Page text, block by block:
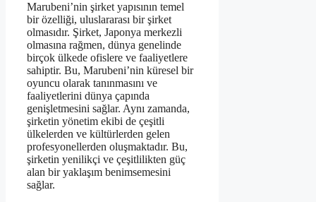
Marubeni’nin şirket yapısının temel
bir özelliği, uluslararası bir şirket
olmasıdır. Şirket, Japonya merkezli
olmasına rağmen, dünya genelinde
birçok ülkede ofislere ve faaliyetlere
sahiptir. Bu, Marubeni’nin küresel bir
oyuncu olarak tanınmasını ve
faaliyetlerini dünya çapında
genişletmesini sağlar. Aynı zamanda,
şirketin yönetim ekibi de çeşitli
ülkelerden ve kültürlerden gelen
profesyonellerden oluşmaktadır. Bu,
şirketin yenilikçi ve çeşitlilikten güç
alan bir yaklaşım benimsemesini
sağlar.